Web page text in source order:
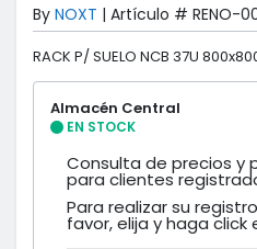
By NOXT | Artículo # RENO-
RACK P/ SUELO NCB 37U
Almacén Central
EN STOCK
Consulta de precios y
para clientes
Para realizar su
favor, elija y haga click